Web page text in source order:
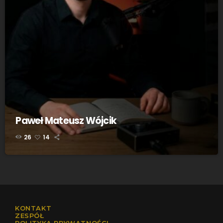
Paweł Mateusz Wójcik
26 14
KONTAKT
ZESPÓŁ